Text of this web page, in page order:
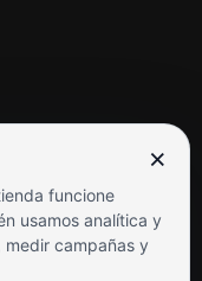
×
funcione
usamos analítica y
campañas y